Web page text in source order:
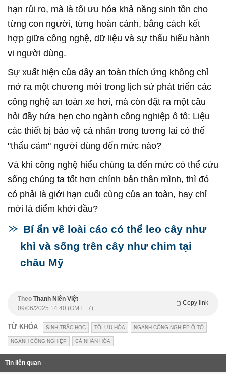
hạn rủi ro, mà là tối ưu hóa khả năng sinh tồn cho
từng con người, từng hoàn cảnh, bằng cách kết
hợp giữa công nghệ, dữ liệu và sự thấu hiểu hành
vi người dùng.
Sự xuất hiện của dây an toàn thích ứng không chỉ
mở ra một chương mới trong lịch sử phát triển các
công nghệ an toàn xe hơi, mà còn đặt ra một câu
hỏi đầy hứa hẹn cho ngành công nghiệp ô tô: Liệu
các thiết bị bảo vệ cá nhân trong tương lai có thể
"thấu cảm" người dùng đến mức nào?
Và khi công nghệ hiểu chúng ta đến mức có thể cứu
sống chúng ta tốt hơn chính bản thân mình, thì đó
có phải là giới hạn cuối cùng của an toàn, hay chỉ
mới là điểm khởi đầu?
Bí ẩn về loài cáo có thể leo cây như
khỉ và sống trên cây như chim tại
châu Mỹ
Theo Thanh Niên Việt
Copy link
09/06/2025 14:40 (GMT +7)
TỪ KHÓA SINH TRẮC HỌC TỐI ƯU HÓA NGÀNH CÔNG NGHIỆP Ô TÔ
NGÀNH CÔNG NGHIỆP CÁ NHÂN HÓA
Tin liên quan